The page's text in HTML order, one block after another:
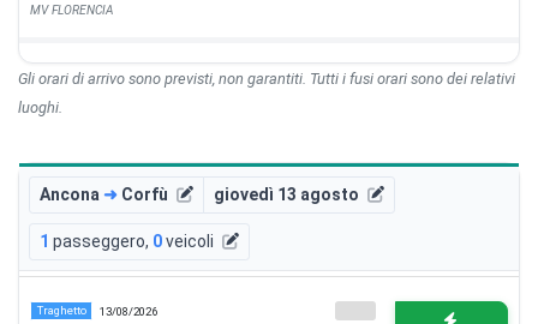
MV FLORENCIA
Gli orari di arrivo sono previsti, non garantiti. Tutti i fusi orari sono dei relativi
luoghi.
Ancona ➜ Corfù giovedì 13 agosto
1 passeggero, 0veicoli
Traghetto 13/08/2026